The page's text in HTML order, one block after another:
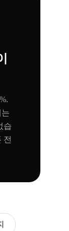
습
전